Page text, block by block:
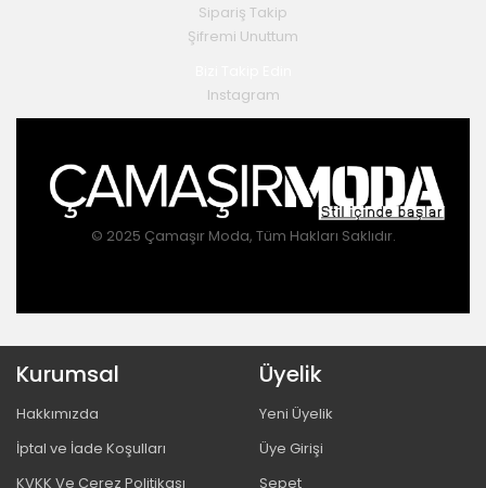
Sipariş Takip
Şifremi Unuttum
Instagram
© 2025 Çamaşır Moda, Tüm Hakları Saklıdır.
Kurumsal
Hakkımızda
İptal ve İade Koşulları
KVKK Ve Çerez Politikası
Üyelik
Yeni Üyelik
Üye Girişi
Sepet